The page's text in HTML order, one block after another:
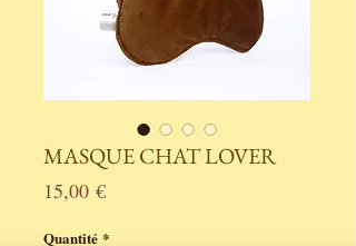
MASQUE CHAT LOVER
15,00 €Prix
Quantité *